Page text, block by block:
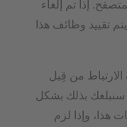
إذا تم إلغاء
تقييد وظائف هذا
من قِبل
سنبلغك بذلك بشكل
هذا، وإذا لزم